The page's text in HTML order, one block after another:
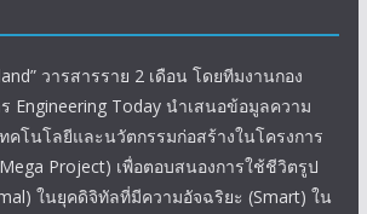
วารสารราย 2 เดือน โดยทีมงานกอง
Engineering Today นำเสนอข้อมูลความ
คโนโลยีและนวัตกรรมก่อสร้างในโครงการ
Project) เพื่อตอบสนองการใช้ชีวิตรูป
ในยุคดิจิทัลที่มีความอัจฉริยะ (Smart) ใน